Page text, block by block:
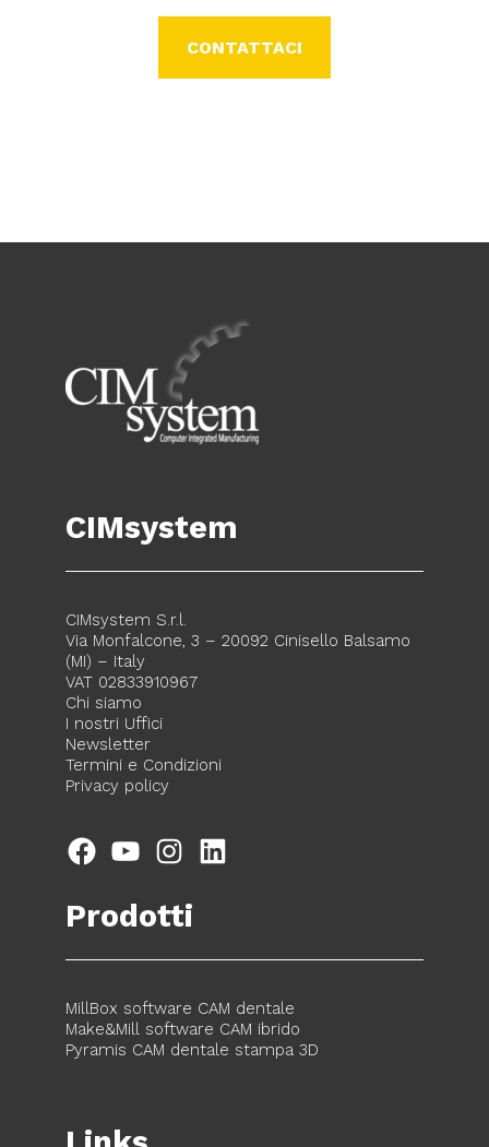
CONTATTACI
CIMsystem
CIMsystem S.r.l.
Via Monfalcone, 3 – 20092 Cinisello Balsamo
(MI) – Italy
VAT 02833910967
Chi siamo
I nostri Uffici
Newsletter
Termini e Condizioni
Privacy policy
FacebookYouTubeInstagram
Prodotti
MillBox software CAM dentale
Make&Mill software CAM ibrido
Pyramis CAM dentale stampa 3D